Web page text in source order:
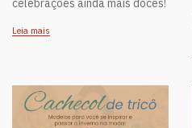
celebrações ainda mais doces!
Leia mais